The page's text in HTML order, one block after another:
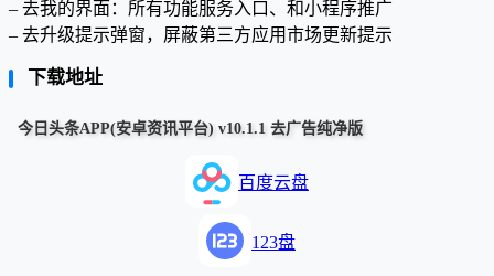
– 去我的界面：所有功能服务入口、和小程序推广
– 去升级提示弹窗，屏蔽第三方应用市场更新提示
下载地址
今日头条APP(安卓资讯平台) v10.1.1 去广告纯净版
百度云盘
123盘